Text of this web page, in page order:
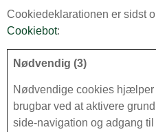
Cookiedeklarationen er sidst
Cookiebot:
Nødvendig (3)
Nødvendige cookies
brugbar ved at aktivere
side-navigation og adgang